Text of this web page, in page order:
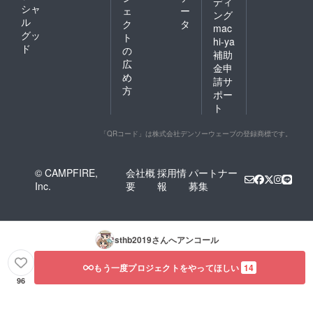
シャ
ル
グッ
ド
ェ
ク
ト
の
広
め
方
ー
タ
ング
mac
hi-ya
補助
金申
請サ
ポー
ト
「QRコード」は株式会社デンソーウェーブの登録商標です。
© CAMPFIRE,
Inc.
会社概
要
採用情
報
パートナー
募集
sthb2019さんへアンコール
96
もう一度プロジェクトをやってほしい 14